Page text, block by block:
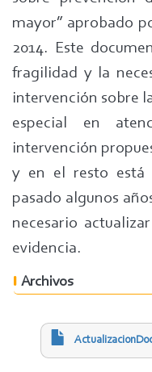
mayor” aprobado
2014. Este
fragilidad y la
intervención sobre
especial en
intervención
y en el resto está
pasado algunos
necesario
evidencia.
Archivos